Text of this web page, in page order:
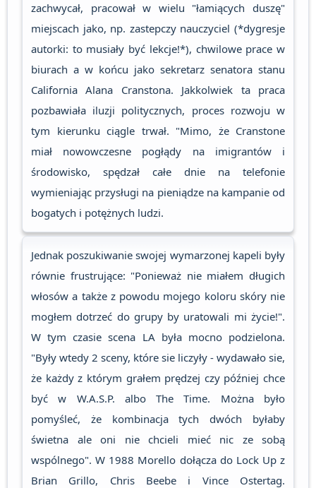
zachwycał, pracował w wielu "łamiących duszę"
miejscach jako, np. zastepczy nauczyciel (*dygresje
autorki: to musiały być lekcje!*), chwilowe prace w
biurach a w końcu jako sekretarz senatora stanu
California Alana Cranstona. Jakkolwiek ta praca
pozbawiała iluzji politycznych, proces rozwoju w
tym kierunku ciągle trwał. "Mimo, że Cranstone
miał nowowczesne pogłądy na imigrantów i
środowisko, spędzał całe dnie na telefonie
wymieniając przysługi na pieniądze na kampanie od
bogatych i potężnych ludzi.
Jednak poszukiwanie swojej wymarzonej kapeli były
równie frustrujące: "Ponieważ nie miałem długich
włosów a także z powodu mojego koloru skóry nie
mogłem dotrzeć do grupy by uratowali mi życie!".
W tym czasie scena LA była mocno podzielona.
"Były wtedy 2 sceny, które sie liczyły - wydawało sie,
że każdy z którym grałem prędzej czy później chce
być w W.A.S.P. albo The Time. Można było
pomyśleć, że kombinacja tych dwóch byłaby
świetna ale oni nie chcieli mieć nic ze sobą
wspólnego". W 1988 Morello dołącza do Lock Up z
Brian Grillo, Chris Beebe i Vince Ostertag.